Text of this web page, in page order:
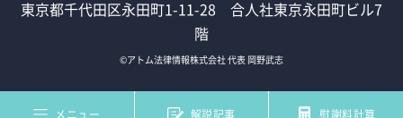
メニュー 解説記事 慰謝料計算
東京都千代田区永田町1-11-28 合人社東京永田町ビル7
階
©アトム法律情報株式会社 代表 岡野武志